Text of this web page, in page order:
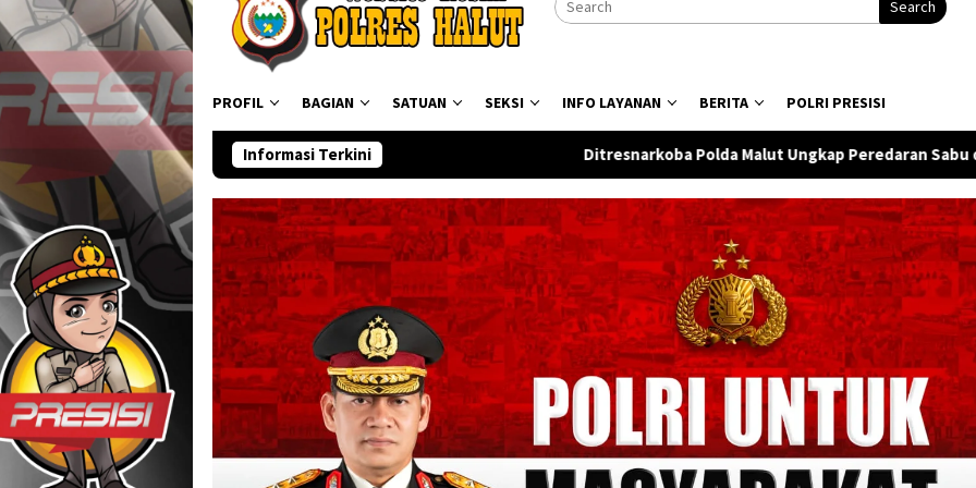
Search
PROFIL BAGIAN SATUAN SEKSI INFO LAYANAN BERITA POLRI PRESISI
Informasi Terkini Ditresnarkoba Polda Malut Ungkap Peredaran Sabu di Halmahera Tengah,